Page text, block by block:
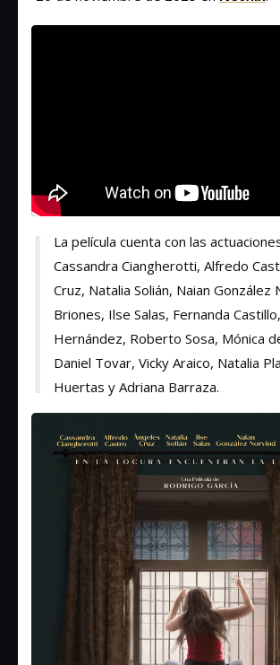
La película cuenta con las
Cassandra Ciangherotti, Alfredo
Cruz, Natalia Solián, Naian González
Briones, Ilse Salas, Fernanda
Hernández, Roberto Sosa, Mónica
Daniel Tovar, Vicky Araico, Natalia
Huertas y Adriana Barraza.